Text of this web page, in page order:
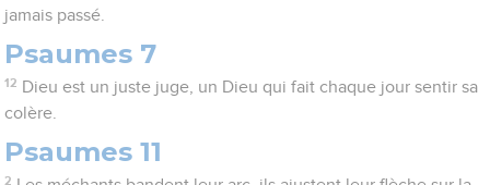
jamais passé.
Psaumes 7
12 Dieu est un juste juge, un Dieu qui fait chaque jour sentir sa
colère.
Psaumes 11
2